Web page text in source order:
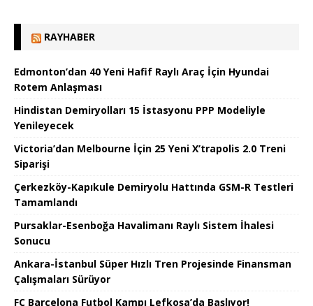
RAYHABER
Edmonton’dan 40 Yeni Hafif Raylı Araç İçin Hyundai
Rotem Anlaşması
Hindistan Demiryolları 15 İstasyonu PPP Modeliyle
Yenileyecek
Victoria’dan Melbourne İçin 25 Yeni X’trapolis 2.0 Treni
Siparişi
Çerkezköy-Kapıkule Demiryolu Hattında GSM-R Testleri
Tamamlandı
Pursaklar-Esenboğa Havalimanı Raylı Sistem İhalesi
Sonucu
Ankara-İstanbul Süper Hızlı Tren Projesinde Finansman
Çalışmaları Sürüyor
FC Barcelona Futbol Kampı Lefkoşa’da Başlıyor!